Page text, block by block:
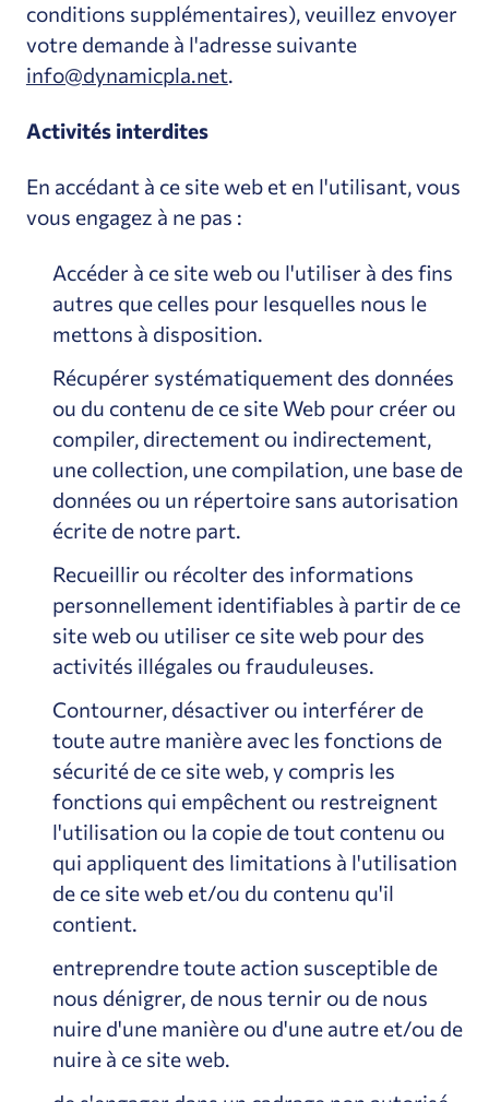
conditions supplémentaires), veuillez envoyer
votre demande à l'adresse suivante
info@dynamicpla.net.
Activités interdites
En accédant à ce site web et en l'utilisant, vous
vous engagez à ne pas :
Accéder à ce site web ou l'utiliser à des fins
autres que celles pour lesquelles nous le
mettons à disposition.
Récupérer systématiquement des données
ou du contenu de ce site Web pour créer ou
compiler, directement ou indirectement,
une collection, une compilation, une base de
données ou un répertoire sans autorisation
écrite de notre part.
Recueillir ou récolter des informations
personnellement identifiables à partir de ce
site web ou utiliser ce site web pour des
activités illégales ou frauduleuses.
Contourner, désactiver ou interférer de
toute autre manière avec les fonctions de
sécurité de ce site web, y compris les
fonctions qui empêchent ou restreignent
l'utilisation ou la copie de tout contenu ou
qui appliquent des limitations à l'utilisation
de ce site web et/ou du contenu qu'il
contient.
entreprendre toute action susceptible de
nous dénigrer, de nous ternir ou de nous
nuire d'une manière ou d'une autre et/ou de
nuire à ce site web.